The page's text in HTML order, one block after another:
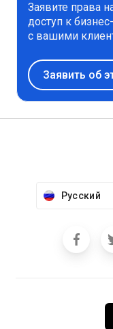
Заявите права
доступ к
с вашими
Заявить об
Русский